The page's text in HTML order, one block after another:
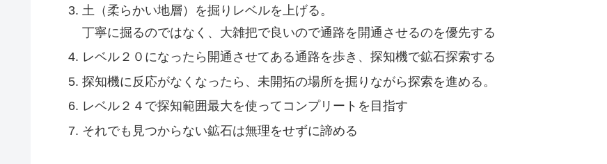
土（柔らかい地層）を掘りレベルを上げる。
丁寧に掘るのではなく、大雑把で良いので通路を開通させるのを優先する
レベル２０になったら開通させてある通路を歩き、探知機で鉱石探索する
探知機に反応がなくなったら、未開拓の場所を掘りながら探索を進める。
レベル２４で探知範囲最大を使ってコンプリートを目指す
それでも見つからない鉱石は無理をせずに諦める